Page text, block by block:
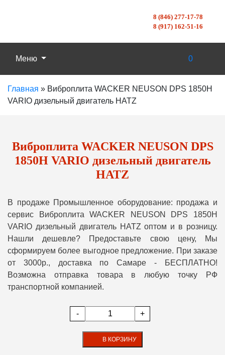
8 (846) 277-17-78
8 (917) 162-51-16
Меню 0
Главная » Виброплита WACKER NEUSON DPS 1850H
VARIO дизельный двигатель HATZ
Виброплита WACKER NEUSON DPS
1850H VARIO дизельный двигатель
HATZ
В продаже Промышленное оборудование: продажа и
сервис Виброплита WACKER NEUSON DPS 1850H
VARIO дизельный двигатель HATZ оптом и в розницу.
Нашли дешевле? Предоставьте свою цену, Мы
сформируем более выгодное предложение. При заказе
от 3000р., доставка по Самаре - БЕСПЛАТНО!
Возможна отправка товара в любую точку РФ
транспортной компанией.
- +
В КОРЗИНУ